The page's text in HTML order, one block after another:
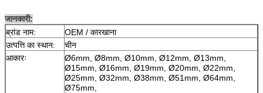
जानकारी:
ब्रांड नाम:
OEM / कारखाना
उत्पत्ति का स्थान:
चीन
आकारः
Ø6mm, Ø8mm, Ø10mm, Ø12mm, Ø13mm,
Ø15mm, Ø16mm, Ø19mm, Ø20mm, Ø22mm,
Ø25mm, Ø32mm, Ø38mm, Ø51mm, Ø64mm,
Ø75mm,